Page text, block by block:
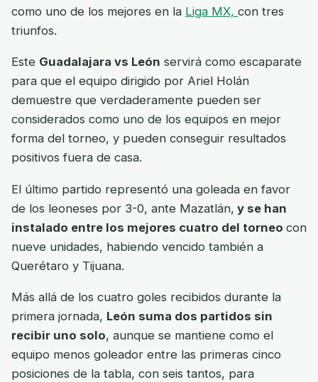
como uno de los mejores en la Liga MX, con tres
triunfos.
Este Guadalajara vs León servirá como escaparate
para que el equipo dirigido por Ariel Holán
demuestre que verdaderamente pueden ser
considerados como uno de los equipos en mejor
forma del torneo, y pueden conseguir resultados
positivos fuera de casa.
El último partido representó una goleada en favor
de los leoneses por 3-0, ante Mazatlán, y se han
instalado entre los mejores cuatro del torneo con
nueve unidades, habiendo vencido también a
Querétaro y Tijuana.
Más allá de los cuatro goles recibidos durante la
primera jornada, León suma dos partidos sin
recibir uno solo, aunque se mantiene como el
equipo menos goleador entre las primeras cinco
posiciones de la tabla, con seis tantos, para